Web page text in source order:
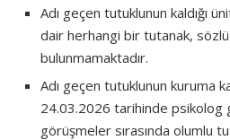
Adı geçen tutuklunun kaldığı
dair herhangi bir tutanak, sözlü
bulunmamaktadır.
Adı geçen tutuklunun kuruma
24.03.2026 tarihinde psikolog
görüşmeler sırasında olumlu